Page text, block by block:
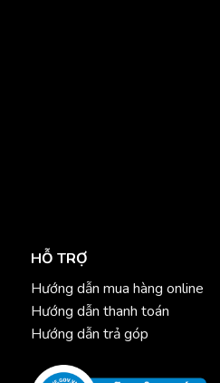
HỖ TRỢ
Hướng dẫn mua hàng online
Hướng dẫn thanh toán
Hướng dẫn trả góp